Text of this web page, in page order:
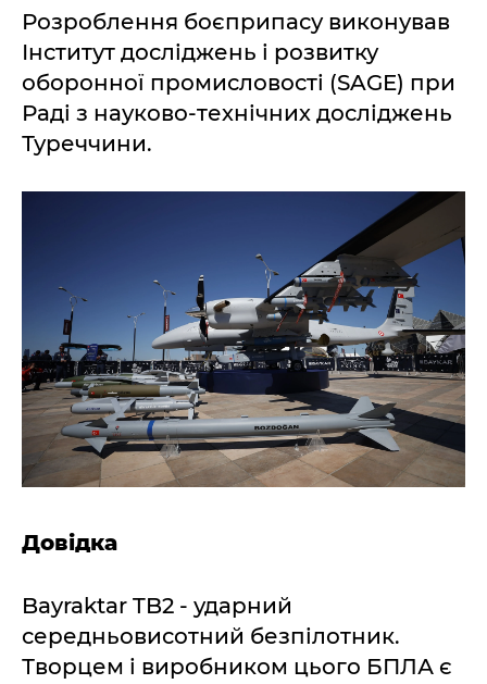
Розроблення боєприпасу виконував
Інститут досліджень і розвитку
оборонної промисловості (SAGE) при
Раді з науково-технічних досліджень
Туреччини.
Довідка
Bayraktar TB2 - ударний
середньовисотний безпілотник.
Творцем і виробником цього БПЛА є